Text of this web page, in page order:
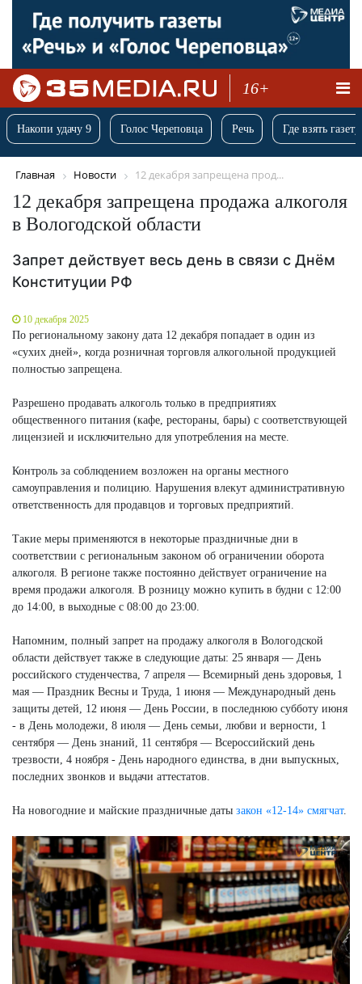
16+
Накопи удачу 9 Голос Череповца Речь Где взять
Главная Новости 12 декабря запрещена прод...
12 декабря запрещена продажа алкоголя
в Вологодской области
Запрет действует весь день в связи с Днём
Конституции РФ
10 декабря 2025
По региональному закону дата 12 декабря попадает в один из
«сухих дней», когда розничная торговля алкогольной продукцией
полностью запрещена.
Разрешено продавать алкоголь только в предприятиях
общественного питания (кафе, рестораны, бары) с соответствующей
лицензией и исключительно для употребления на месте.
Контроль за соблюдением возложен на органы местного
самоуправления и полицию. Нарушения влекут административную
ответственность для продавцов и торговых предприятий.
Такие меры применяются в некоторые праздничные дни в
соответствии с региональным законом об ограничении оборота
алкоголя. В регионе также постоянно действует ограничение на
время продажи алкоголя. В розницу можно купить в будни с 12:00
до 14:00, в выходные с 08:00 до 23:00.
Напомним, полный запрет на продажу алкоголя в Вологодской
области действует также в следующие даты: 25 января — День
российского студенчества, 7 апреля — Всемирный день здоровья, 1
мая — Праздник Весны и Труда, 1 июня — Международный день
защиты детей, 12 июня — День России, в последнюю субботу июня
- в День молодежи, 8 июля — День семьи, любви и верности, 1
сентября — День знаний, 11 сентября — Всероссийский день
трезвости, 4 ноября - День народного единства, в дни выпускных,
последних звонков и выдачи аттестатов.
На новогодние и майские праздничные даты закон «12-14» смягчат.